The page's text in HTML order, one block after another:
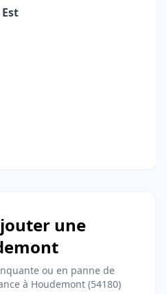
une
ou en panne de
à Houdemont (54180)